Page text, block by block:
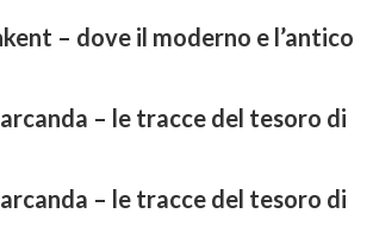
– dove il moderno e l’antico
– le tracce del tesoro di
– le tracce del tesoro di